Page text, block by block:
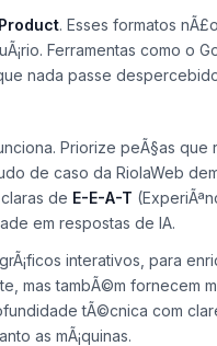
Product. Esses formatos
Ferramentas como o
nada passe
Priorize peÃ§as que
de caso da RiolaWeb
de E-E-A-T
em respostas de IA.
interativos, para
mas tambÃ©m fornecem
tÃ©cnica com
as mÃ¡quinas.